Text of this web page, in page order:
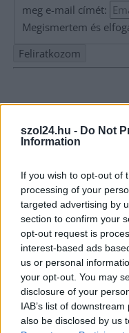
szol24.hu - Do Not
Information
If you wish to opt-out of
processing of your
targeted advertising by
section to confirm your
opt-out request is
interest-based ads
us or personal
your opt-out. You may
disclosure of your
IAB’s list of
also be disclosed by us
meg e-mail címét:
Megismertem és
Egy héten át a kortárs
Meghosszabbították
a héten is ingyen
(VIDEÓVAL)
Ökológiai csapda a
követelnek a civilek
Zsinórban a második